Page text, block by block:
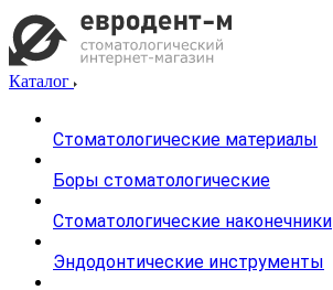
Каталог
Стоматологические материалы
Боры стоматологические
Стоматологические наконечники
Эндодонтические инструменты